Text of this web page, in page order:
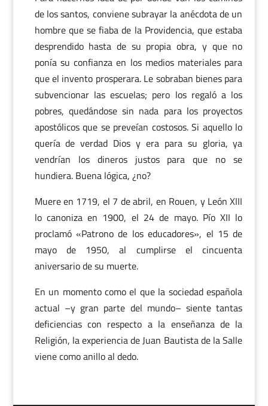
de los santos, conviene subrayar la anécdota de un
hombre que se fiaba de la Providencia, que estaba
desprendido hasta de su propia obra, y que no
ponía su confianza en los medios materiales para
que el invento prosperara. Le sobraban bienes para
subvencionar las escuelas; pero los regaló a los
pobres, quedándose sin nada para los proyectos
apostólicos que se preveían costosos. Si aquello lo
quería de verdad Dios y era para su gloria, ya
vendrían los dineros justos para que no se
hundiera. Buena lógica, ¿no?
Muere en 1719, el 7 de abril, en Rouen, y León XIII
lo canoniza en 1900, el 24 de mayo. Pío XII lo
proclamó «Patrono de los educadores», el 15 de
mayo de 1950, al cumplirse el cincuenta
aniversario de su muerte.
En un momento como el que la sociedad española
actual –y gran parte del mundo– siente tantas
deficiencias con respecto a la enseñanza de la
Religión, la experiencia de Juan Bautista de la Salle
viene como anillo al dedo.